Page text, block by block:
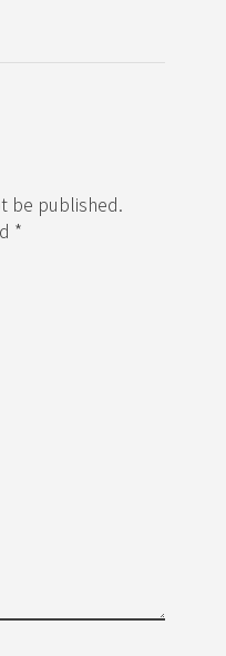
be published.
*